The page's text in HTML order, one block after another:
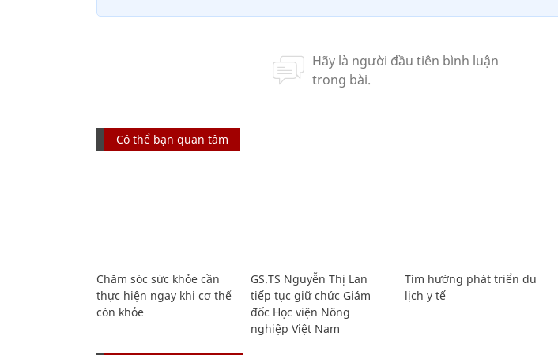
Có thể bạn quan tâm
Chăm sóc sức khỏe cần
thực hiện ngay khi cơ thể
còn khỏe
GS.TS Nguyễn Thị Lan
tiếp tục giữ chức Giám
đốc Học viện Nông
nghiệp Việt Nam
Tìm hướng phát triển du
lịch y tế